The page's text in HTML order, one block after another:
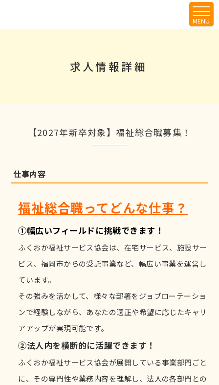
求人情報詳細
【2027年新卒対象】福祉総合職募集！
仕事内容
福祉総合職ってどんな仕事？
①幅広いフィールドに挑戦できます！
ふくおか福祉サービス協会は、在宅サービス、施設サー
ビス、福岡市からの受託事業など、幅広い事業を運営し
ています。
その強みを活かして、様々な部署をジョブローテーショ
ンで経験しながら、あなたの適正や希望に応じたキャリ
アアップが実現可能です。
②法人内を横断的に活躍できます！
ふくおか福祉サービス協会が展開している事業部門ごと
に、その専門性や業務内容を理解し、法人の各部門との